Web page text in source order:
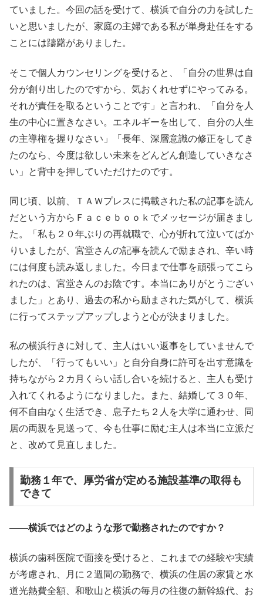
ていました。今回の話を受けて、横浜で自分の力を試した
いと思いましたが、家庭の主婦である私が単身赴任をする
ことには躊躇がありました。
そこで個人カウンセリングを受けると、「自分の世界は自
分が創り出したのですから、気おくれせずにやってみる。
それが責任を取るということです」と言われ、「自分を人
生の中心に置きなさい。エネルギーを出して、自分の人生
の主導権を握りなさい」「長年、深層意識の修正をしてき
たのなら、今度は欲しい未来をどんどん創造していきなさ
い」と背中を押していただけたのです。
同じ頃、以前、ＴＡＷプレスに掲載された私の記事を読ん
だという方からＦａｃｅｂｏｏｋでメッセージが届きまし
た。「私も２０年ぶりの再就職で、心が折れて泣いてばか
りいましたが、宮堂さんの記事を読んで励まされ、辛い時
には何度も読み返しました。今日まで仕事を頑張ってこら
れたのは、宮堂さんのお陰です。本当にありがとうござい
ました」とあり、過去の私から励まされた気がして、横浜
に行ってステップアップしようと心が決まりました。
私の横浜行きに対して、主人はいい返事をしていませんで
したが、「行ってもいい」と自分自身に許可を出す意識を
持ちながら２カ月くらい話し合いを続けると、主人も受け
入れてくれるようになりました。また、結婚して３０年、
何不自由なく生活でき、息子たち２人を大学に通わせ、同
居の両親を見送って、今も仕事に励む主人は本当に立派だ
と、改めて見直しました。
勤務１年で、厚労省が定める施設基準の取得も
できて
――横浜ではどのような形で勤務されたのですか？
横浜の歯科医院で面接を受けると、これまでの経験や実績
が考慮され、月に２週間の勤務で、横浜の住居の家賃と水
道光熱費全額、和歌山と横浜の毎月の往復の新幹線代、お